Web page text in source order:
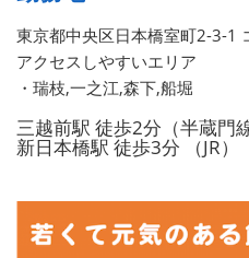
東京都中央区日本橋室町2-3-1
アクセスしやすいエリア
・瑞枝,一之江,森下,船堀
三越前駅 徒歩2分（半蔵門
新日本橋駅 徒歩3分 （JR）